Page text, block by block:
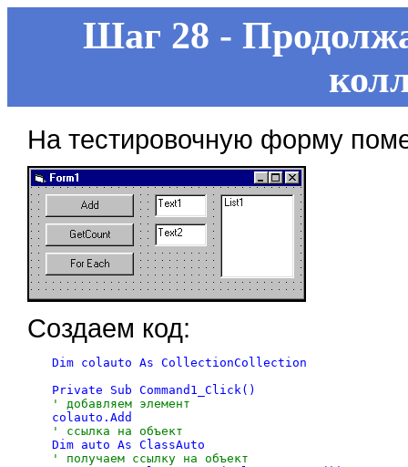
Шаг 28 -
На тестировочную форму
Создаем код:
Dim colauto As CollectionCollection
' добавляем элемент
' ссылка на объект
' получаем ссылку на объект